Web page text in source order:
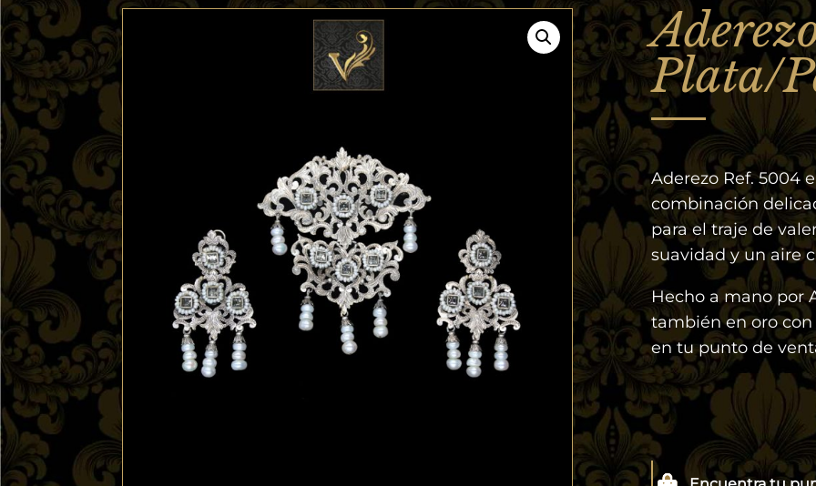
Plata/
Aderezo Ref. 5004
combinación
para el traje de
suavidad y un aire
Hecho a mano por
también en oro con
en tu punto de